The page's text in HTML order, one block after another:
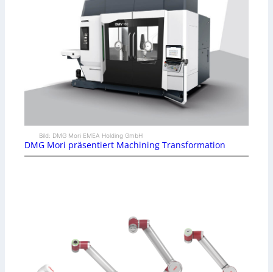
Bild: DMG Mori EMEA Holding GmbH
DMG Mori präsentiert Machining Transformation